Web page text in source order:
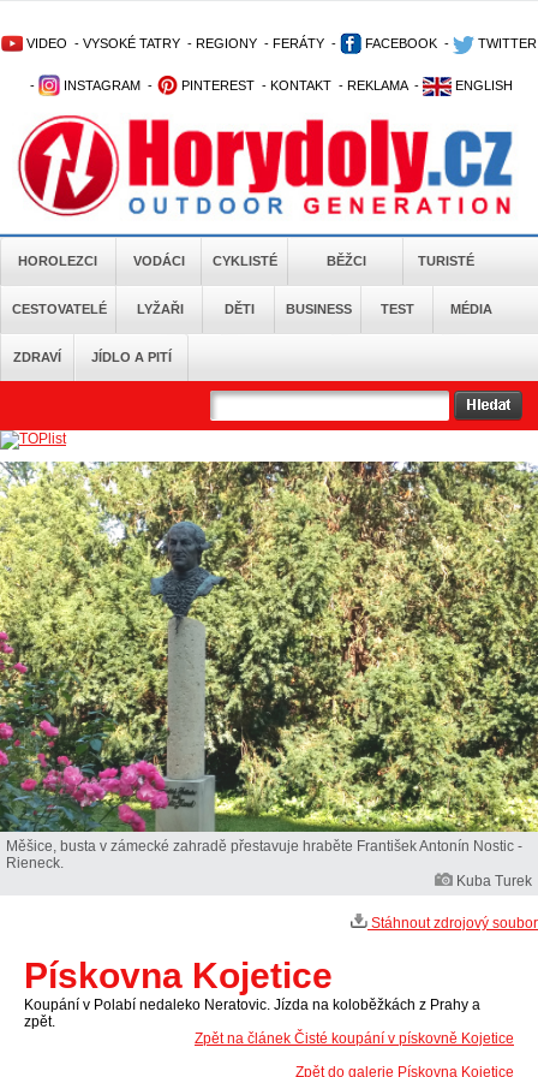
VIDEO - VYSOKÉ TATRY - REGIONY - FERÁTY - FACEBOOK - TWITTER
- INSTAGRAM - PINTEREST - KONTAKT - REKLAMA - ENGLISH
HOROLEZCI VODÁCI CYKLISTÉ BĚŽCI TURISTÉ
CESTOVATELÉ LYŽAŘI DĚTI BUSINESS TEST MÉDIA
ZDRAVÍ JÍDLO A PITÍ
Měšice, busta v zámecké zahradě přestavuje hraběte František Antonín Nostic -
Rieneck.
Kuba Turek
Stáhnout zdrojový soubor
Pískovna Kojetice
Koupání v Polabí nedaleko Neratovic. Jízda na koloběžkách z Prahy a
zpět.
Zpět na článek Čisté koupání v pískovně Kojetice
Zpět do galerie Pískovna Kojetice